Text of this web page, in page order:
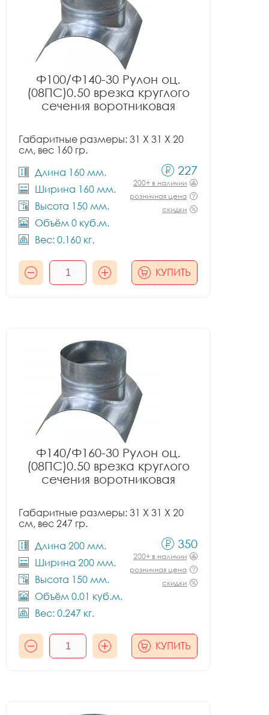
Ф100/Ф140-30 Рулон оц.
(08ПС)0.50 врезка круглого
сечения воротниковая
Габаритные размеры: 31 X 31 X 20
см, вес 160 гр.
Длина 160 мм.
Ширина 160 мм.
Высота 150 мм.
Объём 0 куб.м.
Вес: 0.160 кг.
227
200+ в наличии
розничная цена
скидки
КУПИТЬ
Ф140/Ф160-30 Рулон оц.
(08ПС)0.50 врезка круглого
сечения воротниковая
Габаритные размеры: 31 X 31 X 20
см, вес 247 гр.
Длина 200 мм.
Ширина 200 мм.
Высота 150 мм.
Объём 0.01 куб.м.
Вес: 0.247 кг.
350
200+ в наличии
розничная цена
скидки
КУПИТЬ